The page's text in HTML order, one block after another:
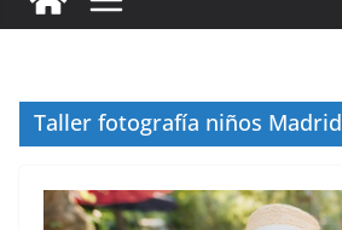
Taller fotografía niños Madrid